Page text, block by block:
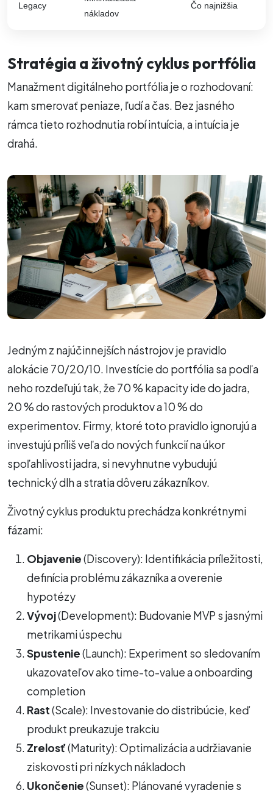
Legacy
nákladov
Čo najnižšia
Stratégia a životný cyklus portfólia
Manažment digitálneho portfólia je o rozhodovaní:
kam smerovať peniaze, ľudí a čas. Bez jasného
rámca tieto rozhodnutia robí intuícia, a intuícia je
drahá.
Jedným z najúčinnejších nástrojov je pravidlo
alokácie 70/20/10. Investície do portfólia sa podľa
neho rozdeľujú tak, že 70 % kapacity ide do jadra,
20 % do rastových produktov a 10 % do
experimentov. Firmy, ktoré toto pravidlo ignorujú a
investujú príliš veľa do nových funkcií na úkor
spoľahlivosti jadra, si nevyhnutne vybudujú
technický dlh a stratia dôveru zákazníkov.
Životný cyklus produktu prechádza konkrétnymi
fázami:
Objavenie(Discovery): Identifikácia príležitosti,
definícia problému zákazníka a overenie
hypotézy
Vývoj(Development): Budovanie MVP s jasnými
metrikami úspechu
Spustenie(Launch): Experiment so sledovaním
ukazovateľov ako time-to-value a onboarding
completion
Rast(Scale): Investovanie do distribúcie, keď
produkt preukazuje trakciu
Zrelosť(Maturity): Optimalizácia a udržiavanie
ziskovosti pri nízkych nákladoch
Ukončenie(Sunset): Plánované vyradenie s